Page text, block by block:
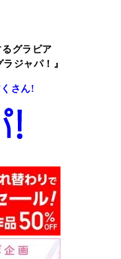
グラビア
ジャパ！』
さん!